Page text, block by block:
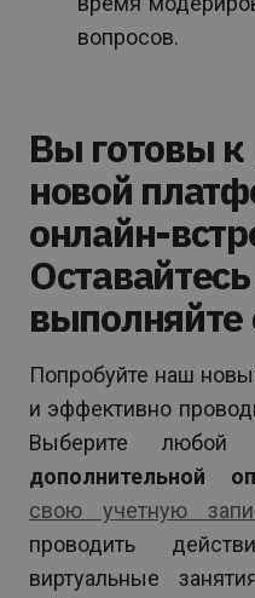
вопросов.
Вы готовы к
новой
онлайн-
выполняйте
Попробуйте наш
и эффективно
Выберите
дополнительной
свою учетную
проводить
виртуальные